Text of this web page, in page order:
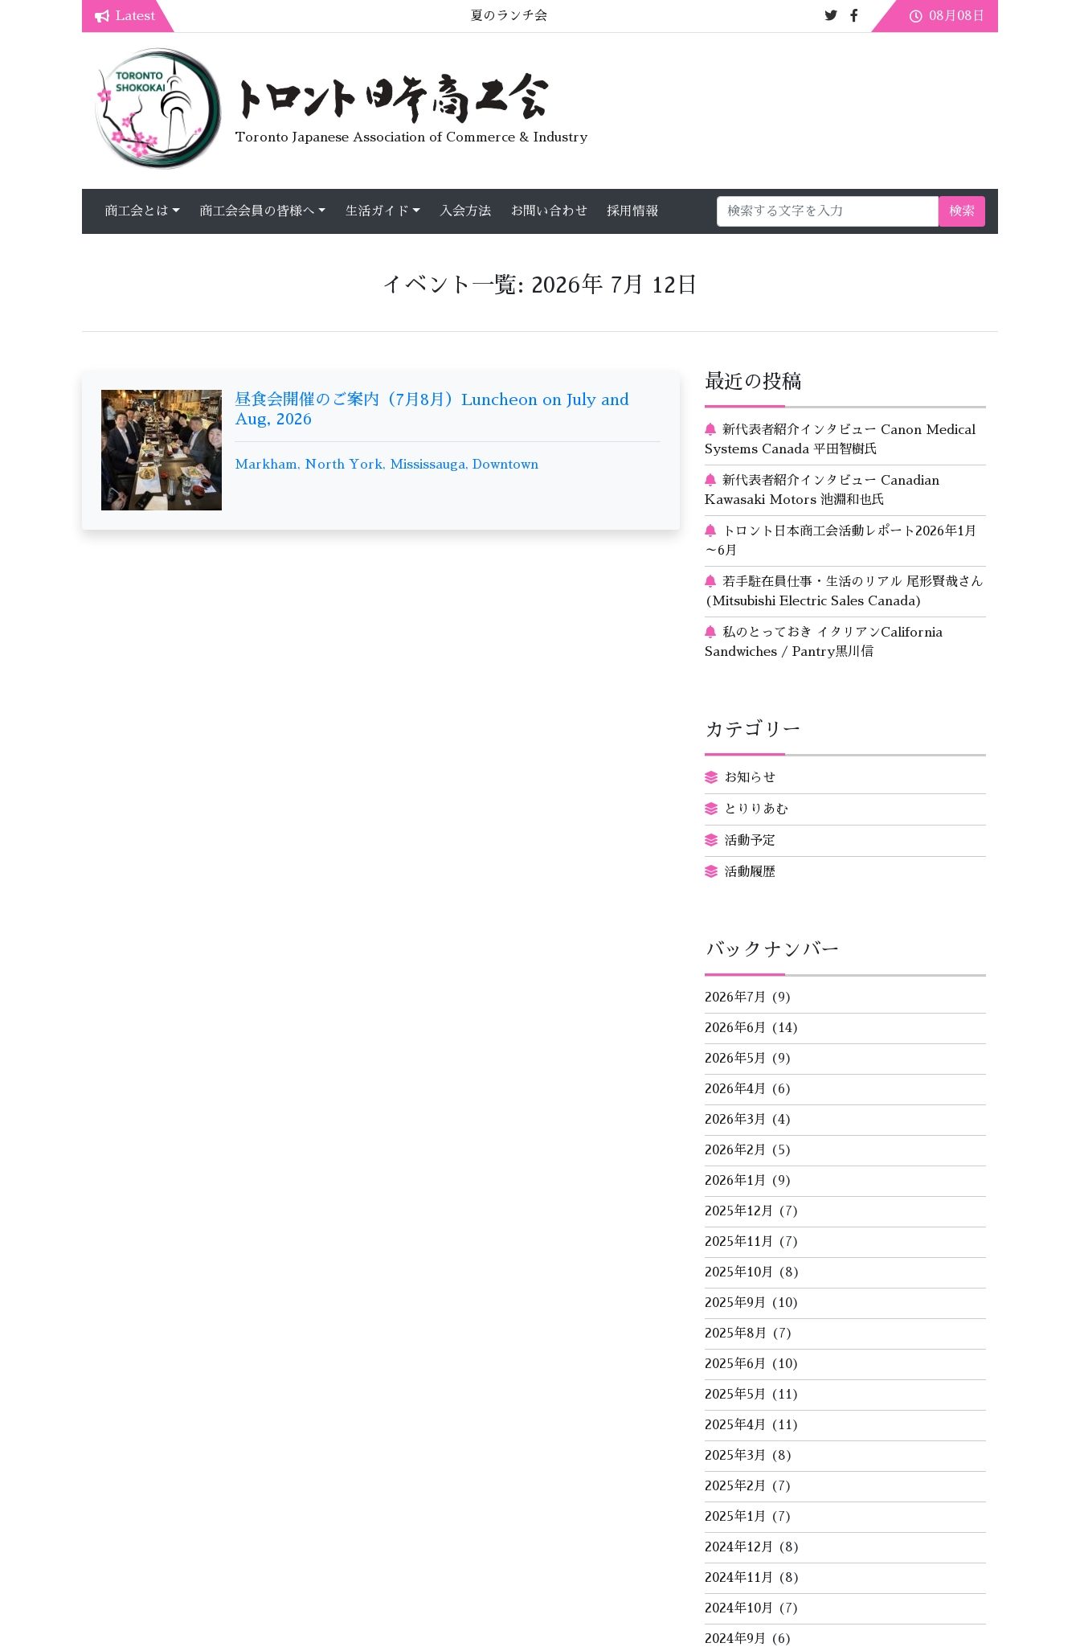
Latest
7月オープンライブラリーカフェ
トロント生活不安疑問質問懇談会
夏のランチ会 08月08日
Toronto Japanese Association of Commerce & Industry
検索
商工会とは 商工会会員の皆様へ 生活ガイド 入会方法 お問い合わせ 採用情報
イベント一覧: 2026年 7月 12日
昼食会開催のご案内（7月8月）Luncheon on July and
Aug, 2026
Markham, North York, Mississauga, Downtown
最近の投稿
新代表者紹介インタビュー Canon Medical
Systems Canada 平田智樹氏
新代表者紹介インタビュー Canadian
Kawasaki Motors 池淵和也氏
トロント日本商工会活動レポート2026年1月
～6月
若手駐在員仕事・生活のリアル 尾形賢哉さん
(Mitsubishi Electric Sales Canada)
私のとっておき イタリアンCalifornia
Sandwiches / Pantry黒川信
カテゴリー
お知らせ
とりりあむ
活動予定
活動履歴
バックナンバー
2026年7月 (9)
2026年6月 (14)
2026年5月 (9)
2026年4月 (6)
2026年3月 (4)
2026年2月 (5)
2026年1月 (9)
2025年12月 (7)
2025年11月 (7)
2025年10月 (8)
2025年9月 (10)
2025年8月 (7)
2025年6月 (10)
2025年5月 (11)
2025年4月 (11)
2025年3月 (8)
2025年2月 (7)
2025年1月 (7)
2024年12月 (8)
2024年11月 (8)
2024年10月 (7)
2024年9月 (6)